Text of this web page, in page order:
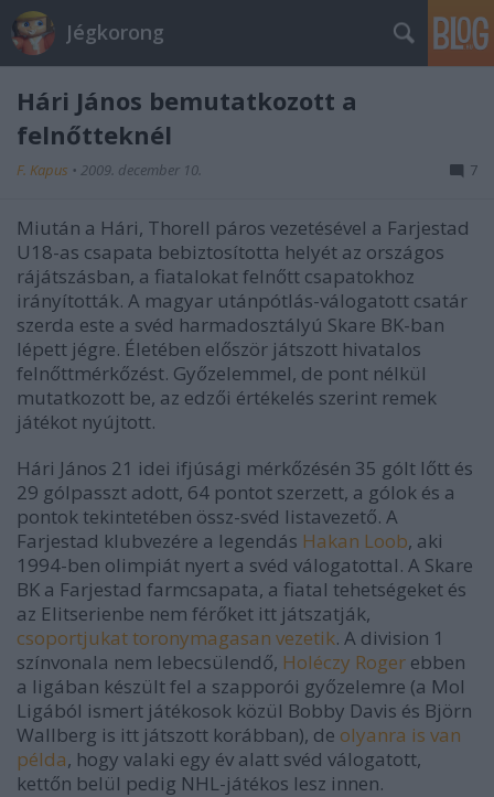
Jégkorong
Hári János bemutatkozott a
felnőtteknél
F. Kapus • 2009. december 10. 7
Miután a Hári, Thorell páros vezetésével a Farjestad
U18-as csapata bebiztosította helyét az országos
rájátszásban, a fiatalokat felnőtt csapatokhoz
irányították. A magyar utánpótlás-válogatott csatár
szerda este a svéd harmadosztályú Skare BK-ban
lépett jégre. Életében először játszott hivatalos
felnőttmérkőzést. Győzelemmel, de pont nélkül
mutatkozott be, az edzői értékelés szerint remek
játékot nyújtott.
Hári János 21 idei ifjúsági mérkőzésén 35 gólt lőtt és
29 gólpasszt adott, 64 pontot szerzett, a gólok és a
pontok tekintetében össz-svéd listavezető. A
Farjestad klubvezére a legendás Hakan Loob, aki
1994-ben olimpiát nyert a svéd válogatottal. A Skare
BK a Farjestad farmcsapata, a fiatal tehetségeket és
az Elitserienbe nem férőket itt játszatják,
csoportjukat toronymagasan vezetik. A division 1
színvonala nem lebecsülendő, Holéczy Roger ebben
a ligában készült fel a szapporói győzelemre (a Mol
Ligából ismert játékosok közül Bobby Davis és Björn
Wallberg is itt játszott korábban), de olyanra is van
példa, hogy valaki egy év alatt svéd válogatott,
kettőn belül pedig NHL-játékos lesz innen.